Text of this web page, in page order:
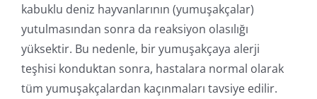
kabuklu deniz hayvanlarının (yumuşakçalar)
yutulmasından sonra da reaksiyon olasılığı
yüksektir. Bu nedenle, bir yumuşakçaya alerji
teşhisi konduktan sonra, hastalara normal olarak
tüm yumuşakçalardan kaçınmaları tavsiye edilir.